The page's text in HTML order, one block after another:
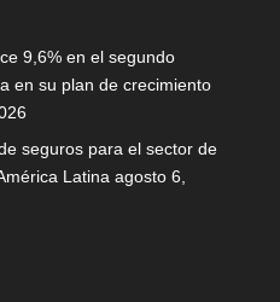
9,6% en el segundo
en su plan de crecimiento
seguros para el sector de
Latina agosto 6,